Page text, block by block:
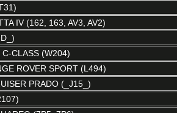
IV (162, 163, AV3, AV2)
C-CLASS (W204)
ROVER SPORT (L494)
PRADO (_J15_)